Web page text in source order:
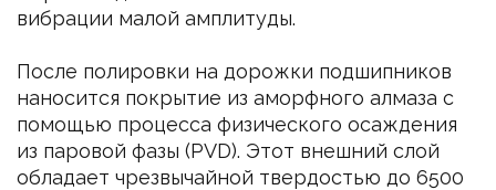
вибрации малой амплитуды.
После полировки на дорожки подшипников
наносится покрытие из аморфного алмаза с
помощью процесса физического осаждения
из паровой фазы (PVD). Этот внешний слой
обладает чрезвычайной твердостью до 6500